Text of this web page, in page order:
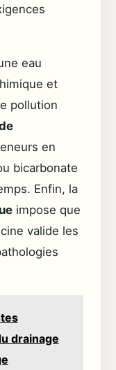
eau
et
pollution
en
bicarbonate
Enfin, la
impose que
valide les
drainage